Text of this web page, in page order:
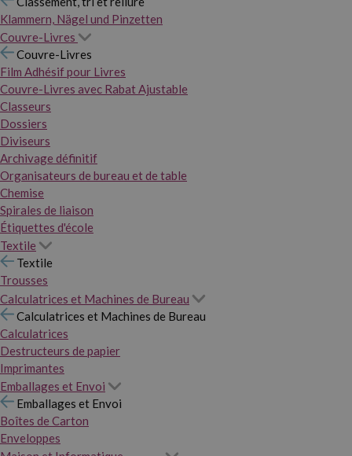
Klammern, Nägel und Pinzetten
Couvre-Livres
Couvre-Livres
Film Adhésif pour Livres
Couvre-Livres avec Rabat Ajustable
Classeurs
Dossiers
Diviseurs
Archivage définitif
Organisateurs de bureau et de table
Chemise
Spirales de liaison
Étiquettes d'école
Textile
Textile
Trousses
Calculatrices et Machines de Bureau
Calculatrices et Machines de Bureau
Calculatrices
Destructeurs de papier
Imprimantes
Emballages et Envoi
Emballages et Envoi
Boîtes de Carton
Enveloppes